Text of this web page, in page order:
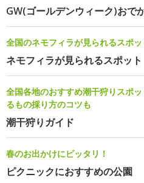
GW(ゴールデンウィーク)おで
全国のネモフィラが見られるスポ
ネモフィラが見られるスポット
全国各地のおすすめ潮干狩りスポ
るもの採り方のコツも
潮干狩りガイド
春のお出かけにピッタリ！
ピクニックにおすすめの公園